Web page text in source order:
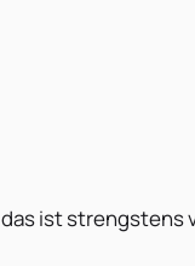
ist strengstens